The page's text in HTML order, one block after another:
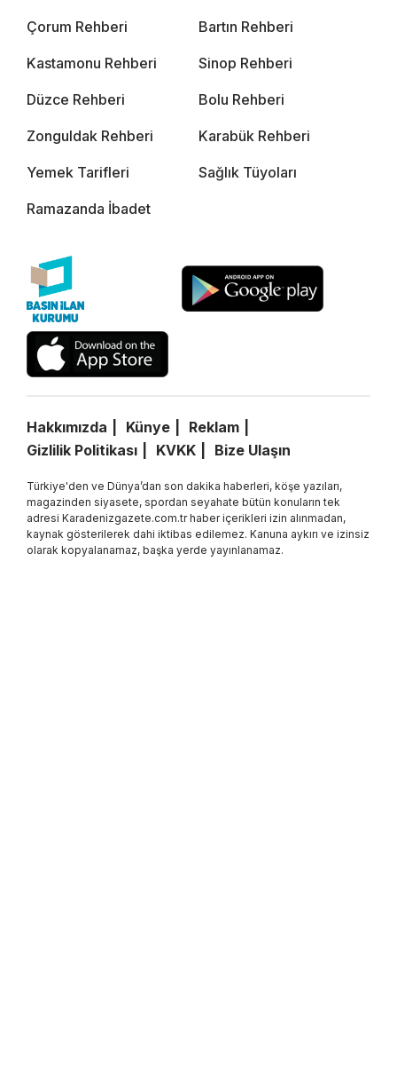
Çorum Rehberi Bartın Rehberi
Kastamonu Rehberi Sinop Rehberi
Düzce Rehberi Bolu Rehberi
Zonguldak Rehberi Karabük Rehberi
Yemek Tarifleri Sağlık Tüyoları
Ramazanda İbadet
Hakkımızda Künye
Reklam
Gizlilik Politikası
KVKK Bize Ulaşın
Türkiye'den ve Dünya’dan son dakika haberleri, köşe yazıları,
magazinden siyasete, spordan seyahate bütün konuların tek
adresi Karadenizgazete.com.tr haber içerikleri izin alınmadan,
kaynak gösterilerek dahi iktibas edilemez. Kanuna aykırı ve izinsiz
olarak kopyalanamaz, başka yerde yayınlanamaz.